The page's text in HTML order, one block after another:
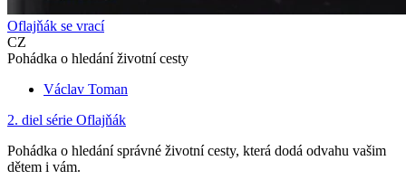
Oflajňák se vrací
CZ
Pohádka o hledání životní cesty
Václav Toman
2. diel série Oflajňák
Pohádka o hledání správné životní cesty, která dodá odvahu vašim
dětem i vám.